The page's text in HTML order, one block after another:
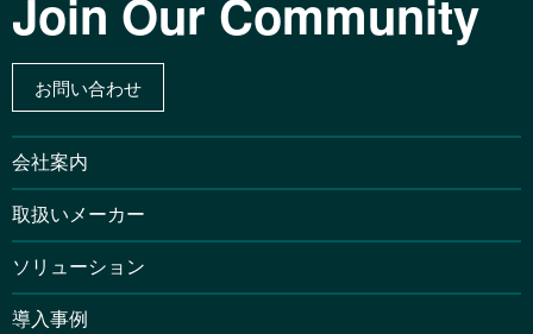
Join Our Community
お問い合わせ
会社案内
取扱いメーカー
ソリューション
導入事例